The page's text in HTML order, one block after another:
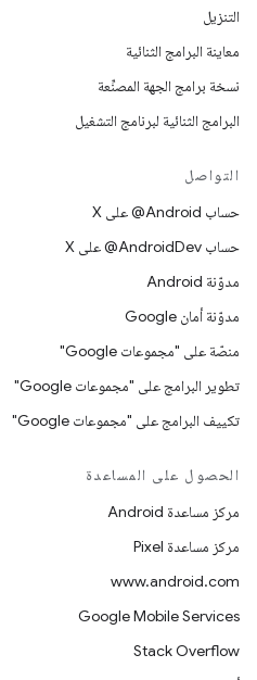
التنزيل
معاينة البرامج الثنائية
نسخة برامج الجهة المصنِّعة
البرامج الثنائية لبرنامج التشغيل
التواصل
حساب ‎@Android على X
حساب ‎@AndroidDev على X
مدوّنة Android
مدوّنة أمان Google
منصّة على "مجموعات Google"
تطوير البرامج على "مجموعات Google"
تكييف البرامج على "مجموعات Google"
الحصول على المساعدة
مركز مساعدة Android
مركز مساعدة Pixel
www.android.com
Google Mobile Services
Stack Overflow